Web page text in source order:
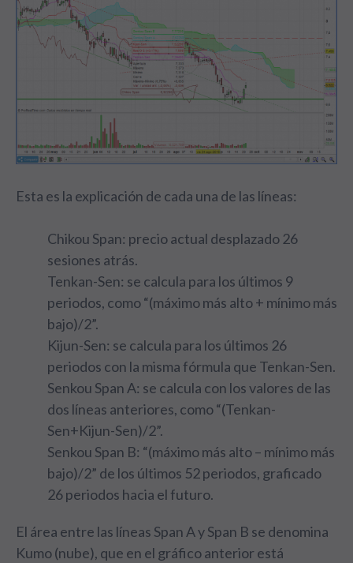
Esta es la explicación de cada una de las líneas:
Chikou Span: precio actual desplazado 26
sesiones atrás.
Tenkan-Sen: se calcula para los últimos 9
periodos, como “(máximo más alto + mínimo más
bajo)/2”.
Kijun-Sen: se calcula para los últimos 26
periodos con la misma fórmula que Tenkan-Sen.
Senkou Span A: se calcula con los valores de las
dos líneas anteriores, como “(Tenkan-
Sen+Kijun-Sen)/2”.
Senkou Span B: “(máximo más alto – mínimo más
bajo)/2” de los últimos 52 periodos, graficado
26 periodos hacia el futuro.
El área entre las líneas Span A y Span B se denomina
Kumo (nube), que en el gráfico anterior está